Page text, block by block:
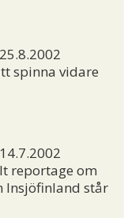
spinna vidare
reportage om
Insjöfinland står